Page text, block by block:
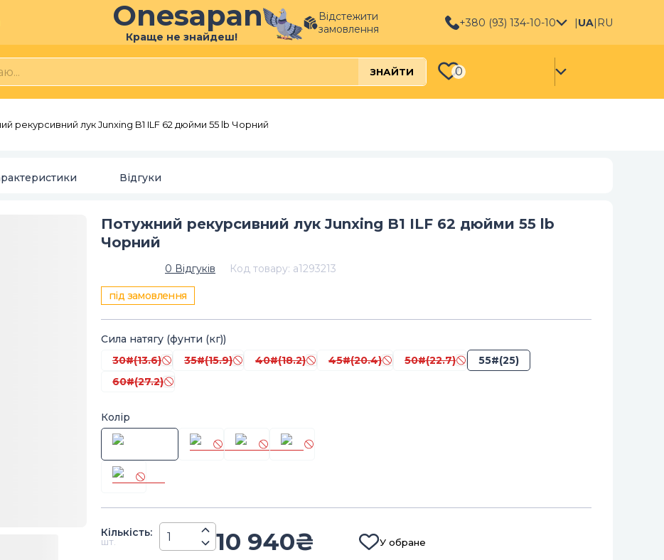
Onesapan
Краще не знайдеш!
Відстежити
замовлення
+380 (93) 134-10-10 |UA| RU
ЗНАЙТИ 0
рекурсивний лук Junxing B1 ILF 62 дюйми 55 lb Чорний
Відгуки
Потужний рекурсивний лук Junxing B1 ILF 62 дюйми 55 lb
Чорний
0 Відгуків Код товару: a1293213
під замовлення
Сила натягу (фунти (кг))
30#(13.6)
35#(15.9) 40#(18.2) 45#(20.4) 50#(22.7)
55#(25)
60#(27.2)
Колір
Кiлькiсть:
шт. 10 940₴ У обране